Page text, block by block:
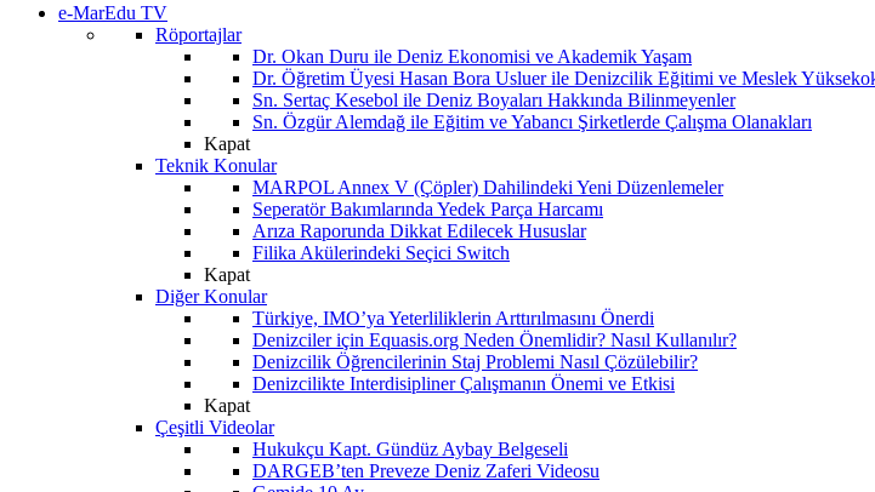
e-MarEdu TV
Röportajlar
Dr. Okan Duru ile Deniz Ekonomisi ve Akademik Yaşam
Dr. Öğretim Üyesi Hasan Bora Usluer ile Denizcilik Eğitimi ve Meslek
Sn. Sertaç Kesebol ile Deniz Boyaları Hakkında Bilinmeyenler
Sn. Özgür Alemdağ ile Eğitim ve Yabancı Şirketlerde Çalışma Olanakları
Kapat
Teknik Konular
MARPOL Annex V (Çöpler) Dahilindeki Yeni Düzenlemeler
Seperatör Bakımlarında Yedek Parça Harcamı
Arıza Raporunda Dikkat Edilecek Hususlar
Filika Akülerindeki Seçici Switch
Kapat
Diğer Konular
Türkiye, IMO’ya Yeterliliklerin Arttırılmasını Önerdi
Denizciler için Equasis.org Neden Önemlidir? Nasıl Kullanılır?
Denizcilik Öğrencilerinin Staj Problemi Nasıl Çözülebilir?
Denizcilikte Interdisipliner Çalışmanın Önemi ve Etkisi
Kapat
Çeşitli Videolar
Hukukçu Kapt. Gündüz Aybay Belgeseli
DARGEB’ten Preveze Deniz Zaferi Videosu